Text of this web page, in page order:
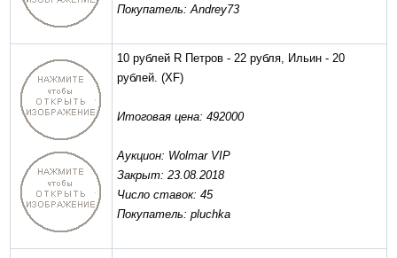
Покупатель: Andrey73
10 рублей R Петров - 22 рубля, Ильин - 20
рублей. (XF)
Итоговая цена: 492000
Аукцион: Wolmar VIP
Закрыт: 23.08.2018
Число ставок: 45
Покупатель: pluchka